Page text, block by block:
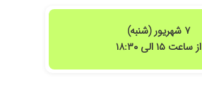
۷ شهریور (شنبه)
از ساعت ۱۵ الی ۱۸:۳۰